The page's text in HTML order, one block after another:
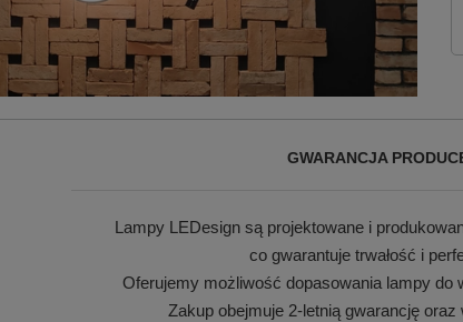
GWARANCJA
Lampy LEDesign są projektowane i
co gwarantuje trwałość i
Oferujemy możliwość dopasowania lampy do
Zakup obejmuje 2-letnią gwarancję